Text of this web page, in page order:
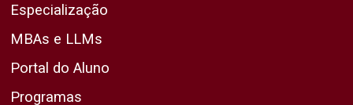
Especialização
MBAs e LLMs
Portal do Aluno
Programas